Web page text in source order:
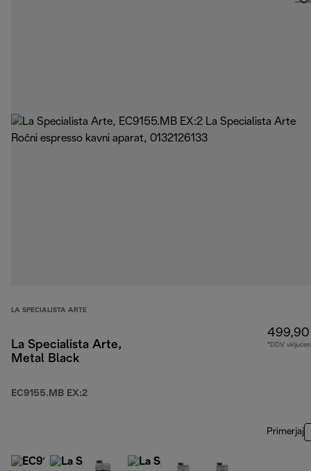
LA SPECIALISTA ARTE
La Specialista Arte,
Metal Black
EC9155.MB EX:2
*DDV vključen
Primerjaj